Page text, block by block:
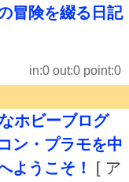
冒険を綴る日記
in:0 out:0 point:0
ホビーブログ
ン・プラモを中
ようこそ！
[ ア